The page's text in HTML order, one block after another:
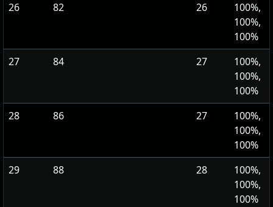
26
82 26
100%,
100%,
100%
27
84 27
100%,
100%,
100%
28
86 27
100%,
100%,
100%
29
88 28
100%,
100%,
100%